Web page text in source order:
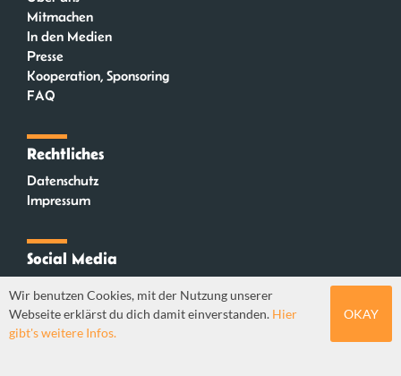
Mitmachen
In den Medien
Presse
Kooperation, Sponsoring
FAQ
Rechtliches
Datenschutz
Impressum
Social Media
Mastodon
Wir benutzen Cookies, mit der Nutzung unserer
Webseite erklärst du dich damit einverstanden. Hier
gibt's weitere Infos.
OKAY